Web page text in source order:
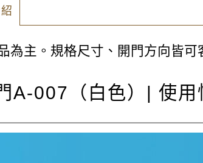
為主。規格尺⼨、開⾨⽅向皆可
A-007（白色）| 使用